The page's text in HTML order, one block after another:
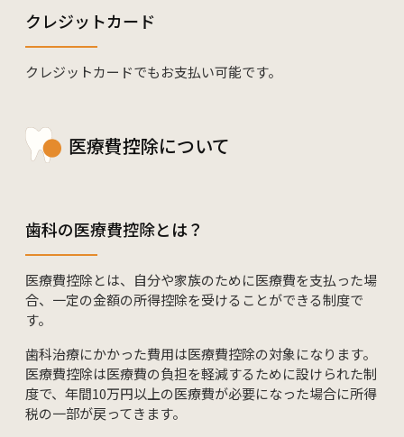
クレジットカード
クレジットカードでもお支払い可能です。
医療費控除について
歯科の医療費控除とは？
医療費控除とは、自分や家族のために医療費を支払った場
合、一定の金額の所得控除を受けることができる制度で
す。
歯科治療にかかった費用は医療費控除の対象になります。
医療費控除は医療費の負担を軽減するために設けられた制
度で、年間10万円以上の医療費が必要になった場合に所得
税の一部が戻ってきます。